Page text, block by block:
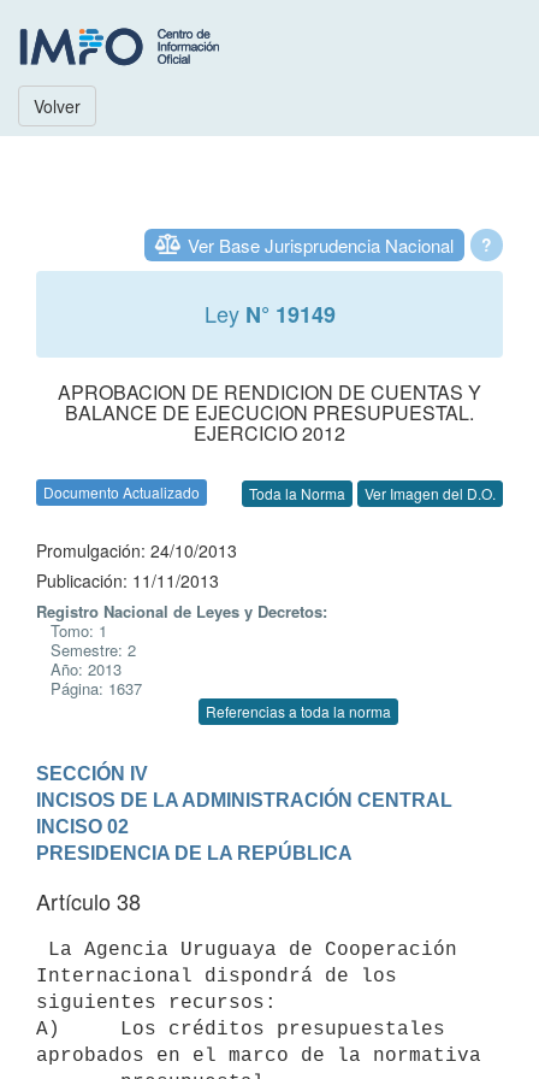
Volver
?
Ver Base Jurisprudencia Nacional
Ley N° 19149
APROBACION DE RENDICION DE CUENTAS Y
BALANCE DE EJECUCION PRESUPUESTAL.
EJERCICIO 2012
Documento Actualizado Toda la Norma Ver Imagen del D.O.
Promulgación: 24/10/2013
Publicación: 11/11/2013
Registro Nacional de Leyes y Decretos:
Tomo: 1
Semestre: 2
Año: 2013
Página: 1637
Referencias a toda la norma
SECCIÓN IV
INCISOS DE LA ADMINISTRACIÓN CENTRAL
INCISO 02
PRESIDENCIA DE LA REPÚBLICA
Artículo 38
Internacional dispondrá de los
siguientes recursos:
A)     Los créditos presupuestales
aprobados en el marco de la normativa